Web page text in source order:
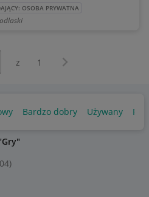
OSOBA PRYWATNA
z 1 Następna strona
Bardzo dobry Używany